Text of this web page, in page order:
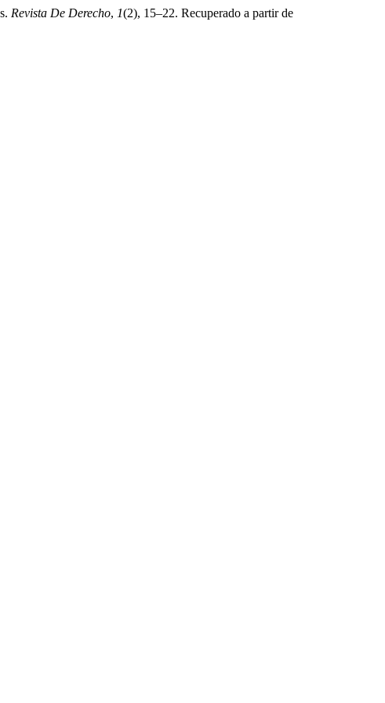
Revista De Derecho, 1(2), 15–22. Recuperado a partir de